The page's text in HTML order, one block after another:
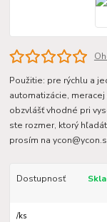
Použitie: pre rýchlu a
automatizácie,
obzvlášť vhodné pri
ste rozmer, ktorý
prosím na
Dostupnosť
/ks